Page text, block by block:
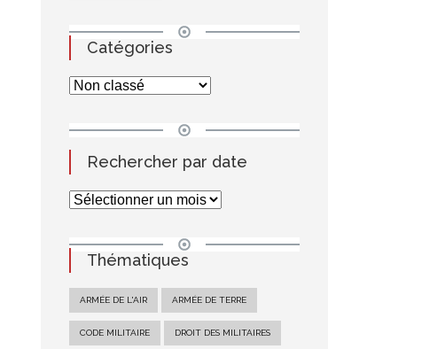
Catégories
Rechercher par date
Thématiques
ARMÉE DE L'AIR ARMÉE DE TERRE
CODE MILITAIRE DROIT DES MILITAIRES